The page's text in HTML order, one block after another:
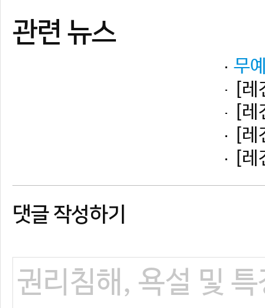
댓글 작성하기